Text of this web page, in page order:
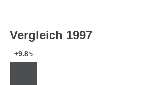
Vergleich 1997
+9.8%